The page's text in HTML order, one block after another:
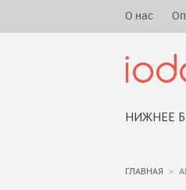
О нас
НИЖНЕЕ
ГЛАВНАЯ